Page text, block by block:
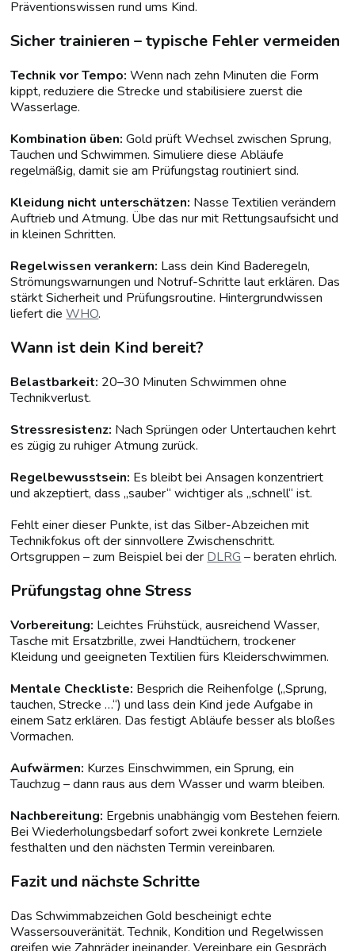
Präventionswissen rund ums Kind.
Sicher trainieren – typische Fehler vermeiden
Technik vor Tempo: Wenn nach zehn Minuten die Form
kippt, reduziere die Strecke und stabilisiere zuerst die
Wasserlage.
Kombination üben: Gold prüft Wechsel zwischen Sprung,
Tauchen und Schwimmen. Simuliere diese Abläufe
regelmäßig, damit sie am Prüfungstag routiniert sind.
Kleidung nicht unterschätzen: Nasse Textilien verändern
Auftrieb und Atmung. Übe das nur mit Rettungsaufsicht und
in kleinen Schritten.
Regelwissen verankern: Lass dein Kind Baderegeln,
Strömungswarnungen und Notruf-Schritte laut erklären. Das
stärkt Sicherheit und Prüfungsroutine. Hintergrundwissen
liefert dieWHO.
Wann ist dein Kind bereit?
Belastbarkeit: 20–30 Minuten Schwimmen ohne
Technikverlust.
Stressresistenz: Nach Sprüngen oder Untertauchen kehrt
es zügig zu ruhiger Atmung zurück.
Regelbewusstsein: Es bleibt bei Ansagen konzentriert
und akzeptiert, dass „sauber“ wichtiger als „schnell“ ist.
Fehlt einer dieser Punkte, ist das Silber-Abzeichen mit
Technikfokus oft der sinnvollere Zwischenschritt.
Ortsgruppen – zum Beispiel bei der DLRG – beraten ehrlich.
Prüfungstag ohne Stress
Vorbereitung: Leichtes Frühstück, ausreichend Wasser,
Tasche mit Ersatzbrille, zwei Handtüchern, trockener
Kleidung und geeigneten Textilien fürs Kleiderschwimmen.
Mentale Checkliste: Besprich die Reihenfolge („Sprung,
tauchen, Strecke …“) und lass dein Kind jede Aufgabe in
einem Satz erklären. Das festigt Abläufe besser als bloßes
Vormachen.
Aufwärmen: Kurzes Einschwimmen, ein Sprung, ein
Tauchzug – dann raus aus dem Wasser und warm bleiben.
Nachbereitung: Ergebnis unabhängig vom Bestehen feiern.
Bei Wiederholungsbedarf sofort zwei konkrete Lernziele
festhalten und den nächsten Termin vereinbaren.
Fazit und nächste Schritte
Das Schwimmabzeichen Gold bescheinigt echte
Wassersouveränität. Technik, Kondition und Regelwissen